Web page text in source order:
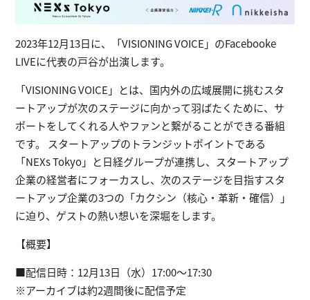
2023年12月13日に、「VISIONING VOICE」のFacebooke
LIVEに代表の戸谷が出演します。
「VISIONING VOICE」とは、国内外の広域展開に挑むスタ
ートアップが次のステージに向かって羽ばたくために、サ
ポートをしてくれる人やファンと繋がることができる番組
です。 スタートアップのトランジットポイントである
「NEXs Tokyo」と日経グループが連携し、スタートアップ
企業の経営者にフォーカスし、次のステージを目指すスタ
ートアップ企業の3つの「カクシン（核心・革新・確信）」
に迫り、ゲストの熱い想いを深堀をします。
【概要】
■配信日時：12月13日（水）17:00〜17:30
※アーカイブは約2週間後に配信予定